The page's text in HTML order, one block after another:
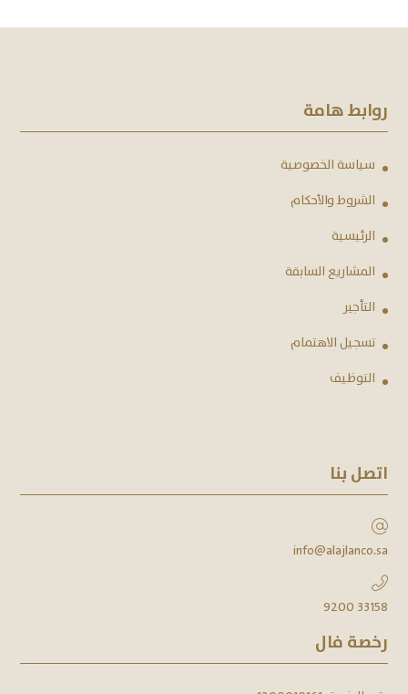
روابط هامة
سياسة الخصوصية
الشروط والأحكام
الرئيسية
المشاريع السابقة
التأجير
تسجيل الاهتمام
التوظيف
اتصل بنا
info@alajlanco.sa
9200 33158
رخصة فال